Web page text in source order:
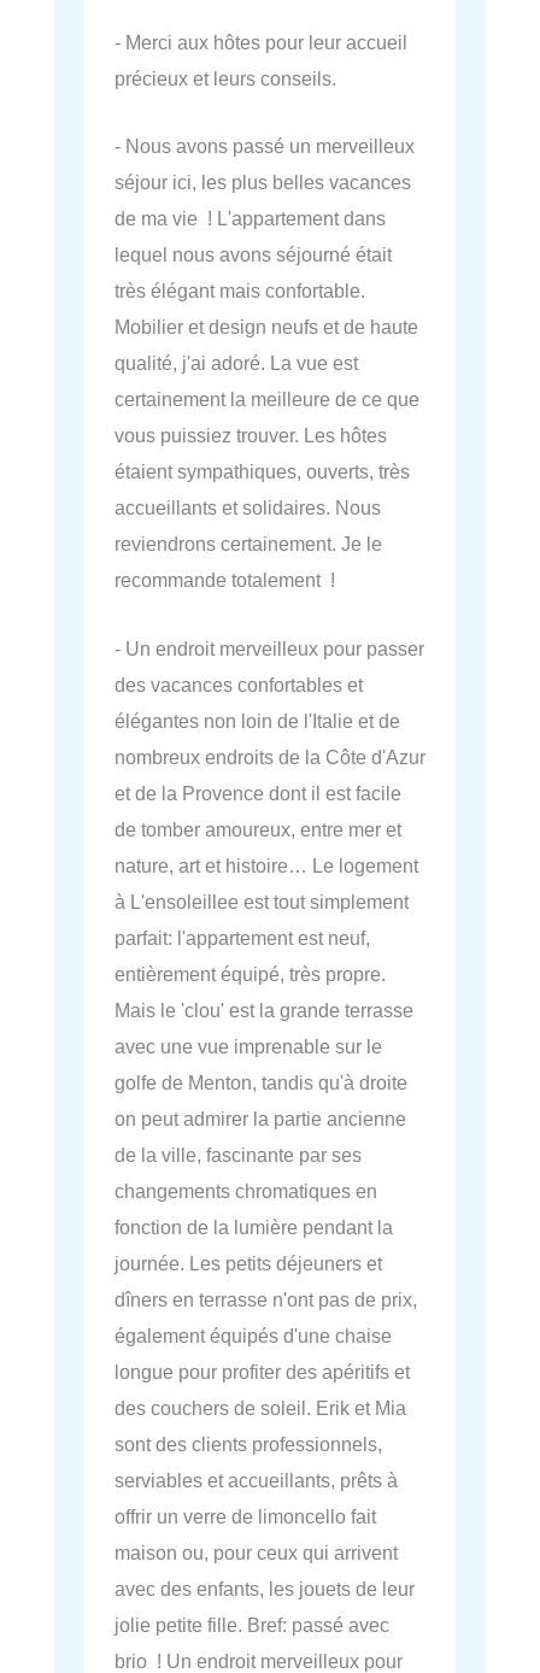
- Merci aux hôtes pour leur accueil
précieux et leurs conseils.
- Nous avons passé un merveilleux
séjour ici, les plus belles vacances
de ma vie ! L'appartement dans
lequel nous avons séjourné était
très élégant mais confortable.
Mobilier et design neufs et de haute
qualité, j'ai adoré. La vue est
certainement la meilleure de ce que
vous puissiez trouver. Les hôtes
étaient sympathiques, ouverts, très
accueillants et solidaires. Nous
reviendrons certainement. Je le
recommande totalement !
- Un endroit merveilleux pour passer
des vacances confortables et
élégantes non loin de l'Italie et de
nombreux endroits de la Côte d'Azur
et de la Provence dont il est facile
de tomber amoureux, entre mer et
nature, art et histoire… Le logement
à L'ensoleillee est tout simplement
parfait: l'appartement est neuf,
entièrement équipé, très propre.
Mais le 'clou' est la grande terrasse
avec une vue imprenable sur le
golfe de Menton, tandis qu'à droite
on peut admirer la partie ancienne
de la ville, fascinante par ses
changements chromatiques en
fonction de la lumière pendant la
journée. Les petits déjeuners et
dîners en terrasse n'ont pas de prix,
également équipés d'une chaise
longue pour profiter des apéritifs et
des couchers de soleil. Erik et Mia
sont des clients professionnels,
serviables et accueillants, prêts à
offrir un verre de limoncello fait
maison ou, pour ceux qui arrivent
avec des enfants, les jouets de leur
jolie petite fille. Bref: passé avec
brio ! Un endroit merveilleux pour